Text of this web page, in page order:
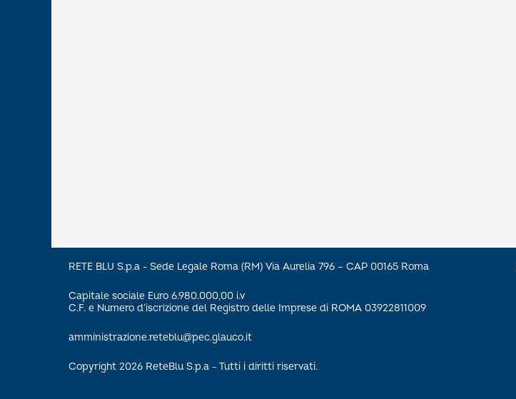
RETE BLU S.p.a - Sede Legale Roma (RM) Via Aurelia 796 – CAP 00165 Roma
Capitale sociale Euro 6.980.000,00 i.v
C.F. e Numero d’iscrizione del Registro delle Imprese di ROMA 03922811009
amministrazione.reteblu@pec.glauco.it
Copyright 2026 ReteBlu S.p.a - Tutti i diritti riservati.